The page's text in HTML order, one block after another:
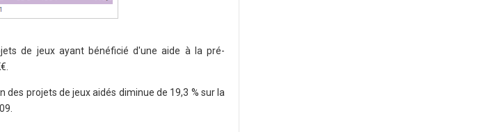
de jeux ayant bénéficié d'une aide à la pré-
projets de jeux aidés diminue de 19,3 % sur la